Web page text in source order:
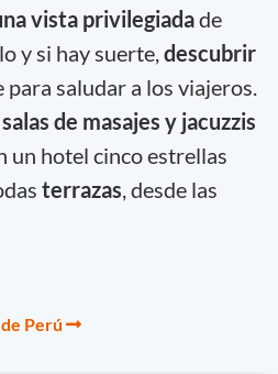
vista privilegiadade
y si hay suerte,descubrir
para saludar a los viajeros.
de masajes y jacuzzis
un hotel cinco estrellas
terrazas, desde las
Perú